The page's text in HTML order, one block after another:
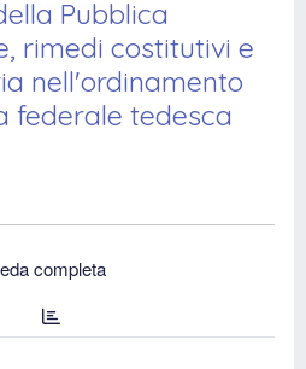
Pubblica
rimedi costitutivi e
nell'ordinamento
federale tedesca
completa